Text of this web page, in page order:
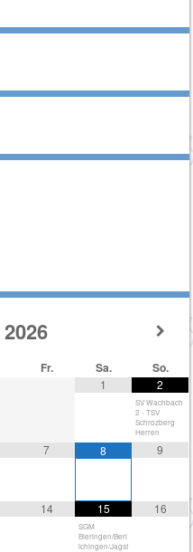
2026
Fr. Sa. So.
1 2
SV Wachbach
2 - TSV
Schrozberg
Herren
7 8 9
14 15
SGM
Bieringen/Berl
ichingen/Jagst
16